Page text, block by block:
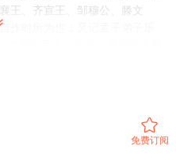
王、齐宣王、邹穆公、滕文
作时所为也；又记孟子弟子乐
下；《滕文公》上下；《离
王道”，主张德治。孟子的文章
严密,尖锐机智,代表着传统散文
性善论，即“人之初，性本善。”
免费订阅